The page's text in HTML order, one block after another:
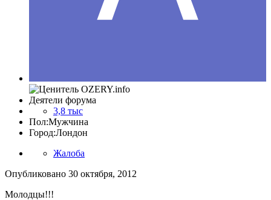
Деятели форума
3,8 тыс
Пол:Мужчина
Город:Лондон
Жалоба
Опубликовано 30 октября, 2012
Молодцы!!!